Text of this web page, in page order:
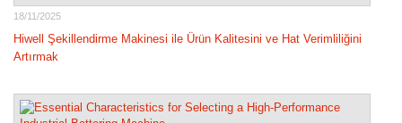
18/11/2025
Hiwell Şekillendirme Makinesi ile Ürün Kalitesini ve Hat Verimliliğini
Artırmak